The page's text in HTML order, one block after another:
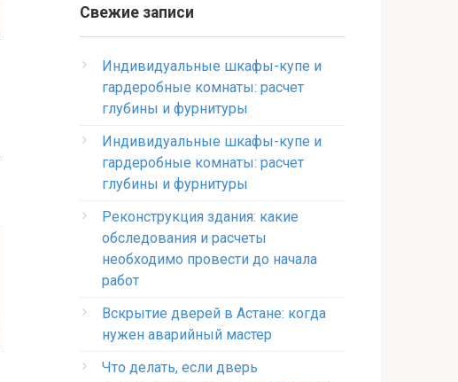
Свежие записи
Индивидуальные шкафы-купе и
гардеробные комнаты: расчет
глубины и фурнитуры
Индивидуальные шкафы-купе и
гардеробные комнаты: расчет
глубины и фурнитуры
Реконструкция здания: какие
обследования и расчеты
необходимо провести до начала
работ
Вскрытие дверей в Астане: когда
нужен аварийный мастер
Что делать, если дверь